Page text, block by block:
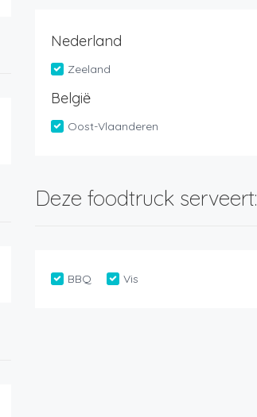
Nederland
Zeeland
België
Oost-Vlaanderen
Deze foodtruck serveert:
BBQ Vis